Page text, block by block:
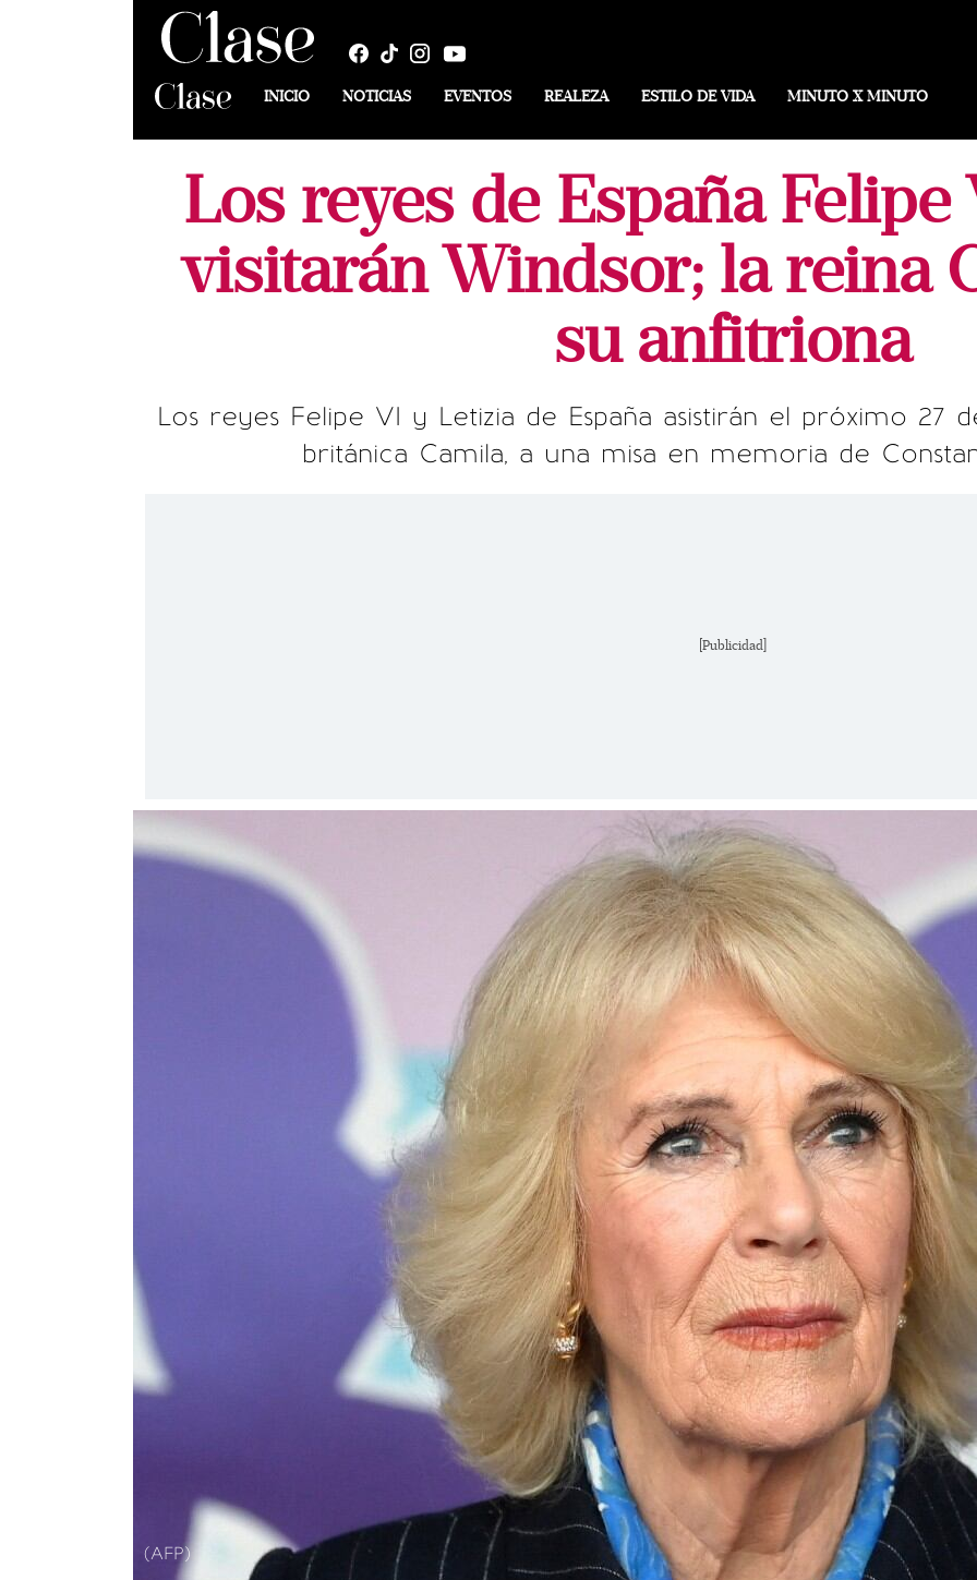
INICIO NOTICIAS EVENTOS REALEZA ESTILO DE VIDA MINUTO X MINUTO
Los reyes de España
visitarán Windsor; la reina
su anfitriona
Los reyes Felipe VI y Letizia de España asistirán el próximo
británica Camila, a una misa en memoria de
[Publicidad]
(AFP)